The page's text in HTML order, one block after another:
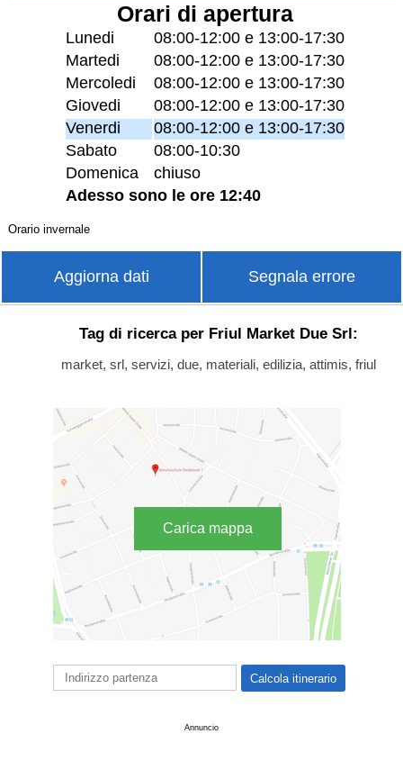
Orari di apertura
Lunedi
08:00-12:00 e 13:00-17:30
Martedi
08:00-12:00 e 13:00-17:30
Mercoledi
08:00-12:00 e 13:00-17:30
Giovedi
08:00-12:00 e 13:00-17:30
Venerdi
08:00-12:00 e 13:00-17:30
Sabato
08:00-10:30
Domenica
chiuso
Adesso sono le ore 12:40
Orario invernale
Aggiorna dati Segnala errore
Tag di ricerca per Friul Market Due Srl:
market, srl, servizi, due, materiali, edilizia, attimis, friul
Carica mappa
Annuncio